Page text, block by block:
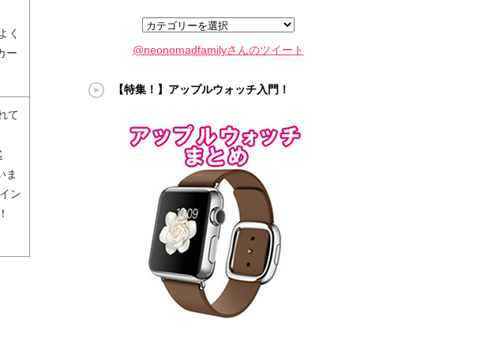
く
ー
て
ま
ン
@neonomadfamilyさんのツイート
【特集！】アップルウォッチ入門！